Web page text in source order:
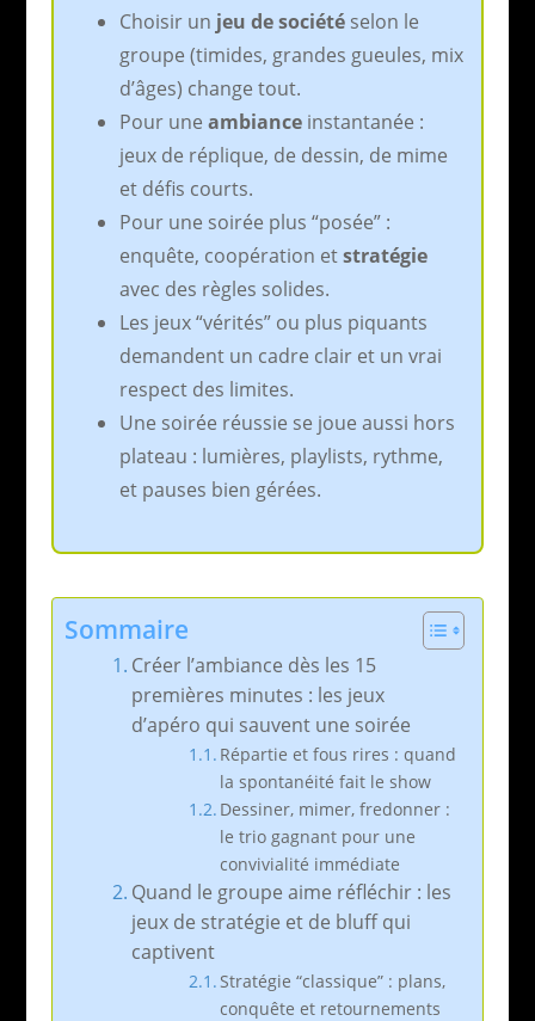
Choisir un jeu de sociétéselon le
groupe (timides, grandes gueules, mix
d’âges) change tout.
Pour une ambianceinstantanée :
jeux de réplique, de dessin, de mime
et défis courts.
Pour une soirée plus “posée” :
enquête, coopération etstratégie
avec des règles solides.
Les jeux “vérités” ou plus piquants
demandent un cadre clair et un vrai
respect des limites.
Une soirée réussie se joue aussi hors
plateau : lumières, playlists, rythme,
et pauses bien gérées.
Sommaire
Créer l’ambiance dès les 15
premières minutes : les jeux
d’apéro qui sauvent une soirée
Répartie et fous rires : quand
la spontanéité fait le show
Dessiner, mimer, fredonner :
le trio gagnant pour une
convivialité immédiate
Quand le groupe aime réfléchir : les
jeux de stratégie et de bluff qui
captivent
Stratégie “classique” : plans,
conquête et retournements